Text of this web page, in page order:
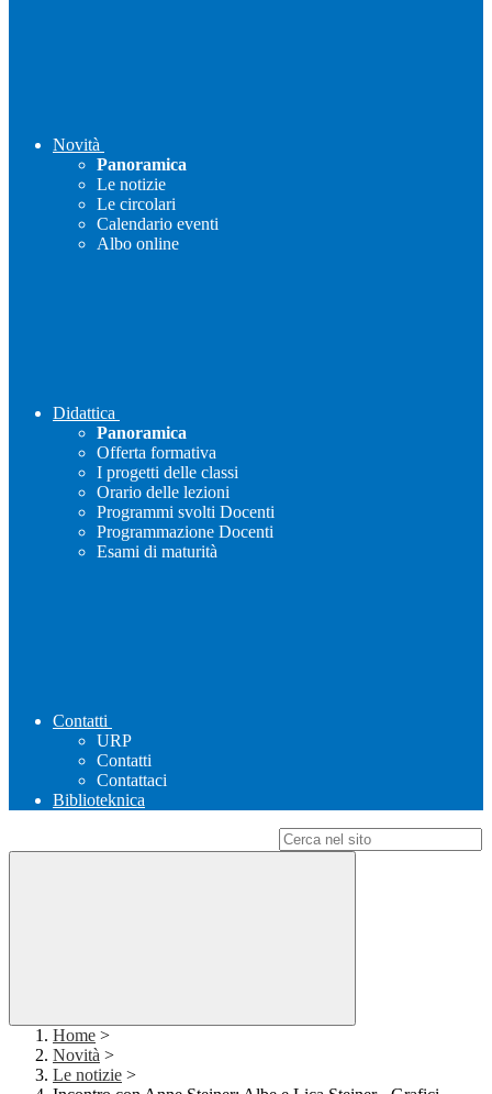
Novità
Panoramica
Le notizie
Le circolari
Calendario eventi
Albo online
Didattica
Panoramica
Offerta formativa
I progetti delle classi
Orario delle lezioni
Programmi svolti Docenti
Programmazione Docenti
Esami di maturità
Contatti
URP
Contatti
Contattaci
Biblioteknica
Home >
Novità >
Le notizie >